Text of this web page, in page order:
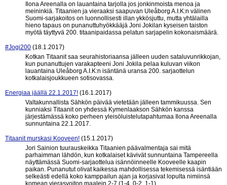
Ilona Areenalla on lauantaina tarjolla jos jonkinmoista menoa ja
meininkiä. Titaanien ja vieraaksi saapuvan Uleåborg A.I.K:n välinen
Suomi-sarjakoitos on luonnollisesti illan ykkösjuttu, mutta yhtälailla
hieno tapaus on punanuttuhyökkääjä Joni Jokilan kyseisen taiston
myötä täyttyvä 200. titaanipaidassa pelatun sarjapelin kokonaismäärä.
#Jogi200 (18.1.2017)
Kotkan Titaanit saa seurahistoriaansa jälleen uuden sataluvunrikkojan,
kun punanuttujen varakapteeni Joni Jokila pelaa kuluvan viikon
lauantaina Uleåborg A.I.K:n isäntänä uransa 200. sarjaottelun
kotkalaisjoukkueen sotisovassa.
Energiaa jäällä 22.1.2017! (16.1.2017)
Valtakunnallista Sähkön päivää vietetään jälleen tammikuussa. Sen
kunniaksi Titaanit on yhdessä Kymenlaakson Sähkön kanssa
järjestämässä koko perheen yleisöluistelutapahtumaa Ilona Areenalla
sunnuntaina 22.1.2017.
Titaanit murskasi Kooveen! (15.1.2017)
Jori Sainion tuurauskeikka Titaanien päävalmentaja sai mitä
parhaimman lähdön, kun kotkalaiset kävivät sunnuntaina Tampereella
näyttämässä Suomi-sarjaottelua isännöinneelle Kooveelle kaapin
paikan. Punanutut olivat kaikessa mahdollisessa tekemisessä isäntiään
selkeästi edellä koko kamppailun ajan ja korjasivat lopulta nimiinsä
komean vierasvoiton maalein 2-7 (1-4, 0-2, 1-1).